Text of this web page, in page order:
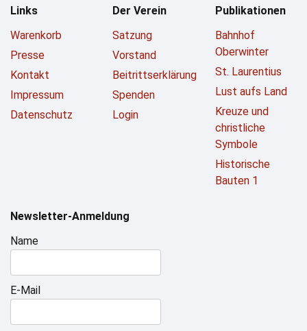
Links
Warenkorb
Presse
Kontakt
Impressum
Datenschutz
Der Verein
Satzung
Vorstand
Beitrittserklärung
Spenden
Login
Publikationen
Bahnhof
Oberwinter
St. Laurentius
Lust aufs Land
Kreuze und
christliche
Symbole
Historische
Bauten 1
Newsletter-Anmeldung
Name
E-Mail